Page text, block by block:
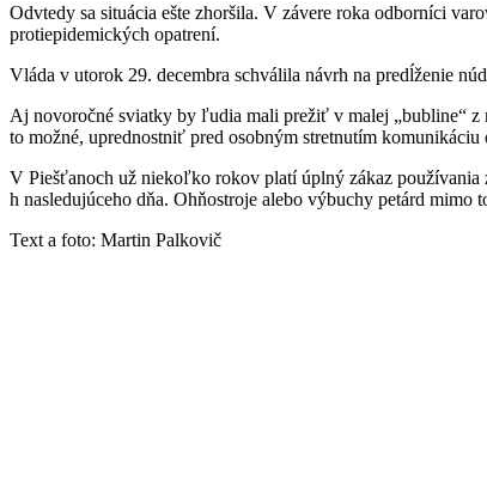
Odvtedy sa situácia ešte zhoršila. V závere roka odborníci
protiepidemických opatrení.
Vláda v utorok 29. decembra schválila návrh na predĺženie
Aj novoročné sviatky by ľudia mali prežiť v malej „bubline“ z
to možné, uprednostniť pred osobným stretnutím komunikáciu
V Piešťanoch už niekoľko rokov platí úplný zákaz používania
h nasledujúceho dňa. Ohňostroje alebo výbuchy petárd
Text a foto: Martin Palkovič